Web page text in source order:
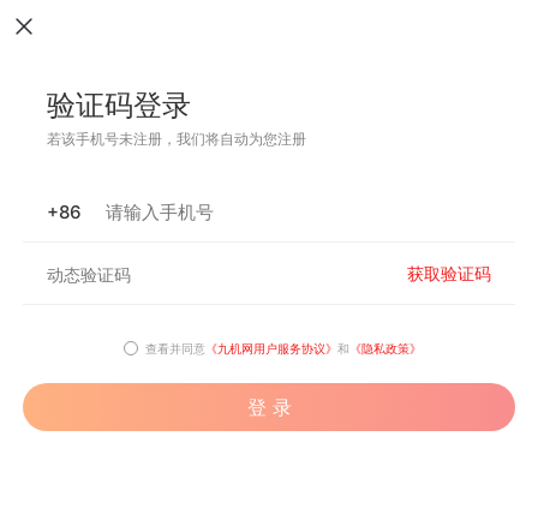
验证码登录
若该手机号未注册，我们将自动为您注册
+86
获取验证码
查看并同意 《九机网用户服务协议》 和 《隐私政策》
登 录